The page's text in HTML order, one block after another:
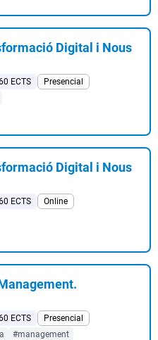
Digital i Nous
ECTS
Presencial
Digital i Nous
ECTS
Online
ECTS
Presencial
#management